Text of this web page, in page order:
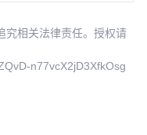
究相关法律责任。授权请
n77vcX2jD3XfkOsg